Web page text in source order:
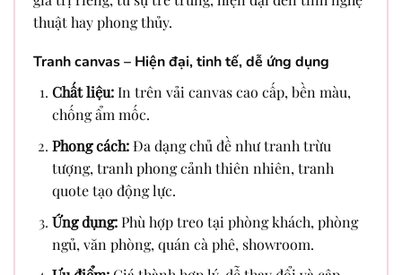
thuật hay phong thủy.
Tranh canvas – Hiện đại, tinh tế, dễ ứng dụng
Chất liệu:In trên vải canvas cao cấp, bền màu,
chống ẩm mốc.
Phong cách:Đa dạng chủ đề như tranh trừu
tượng, tranh phong cảnh thiên nhiên, tranh
quote tạo động lực.
Ứng dụng:Phù hợp treo tại phòng khách, phòng
ngủ, văn phòng, quán cà phê, showroom.